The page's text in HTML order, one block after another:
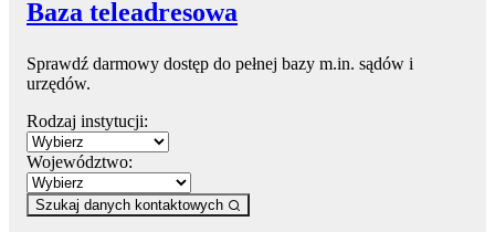
Baza teleadresowa
Sprawdź darmowy dostęp do pełnej bazy m.in. sądów i
urzędów.
Rodzaj instytucji:
Województwo:
Szukaj danych kontaktowych